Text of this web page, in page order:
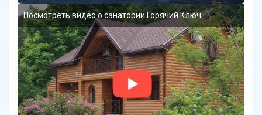
Посмотреть видео о санатории Горячий Ключ